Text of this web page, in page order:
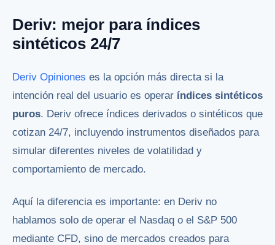
Deriv: mejor para índices
sintéticos 24/7
Deriv Opiniones es la opción más directa si la
intención real del usuario es operar índices sintéticos
puros. Deriv ofrece índices derivados o sintéticos que
cotizan 24/7, incluyendo instrumentos diseñados para
simular diferentes niveles de volatilidad y
comportamiento de mercado.
Aquí la diferencia es importante: en Deriv no
hablamos solo de operar el Nasdaq o el S&P 500
mediante CFD, sino de mercados creados para